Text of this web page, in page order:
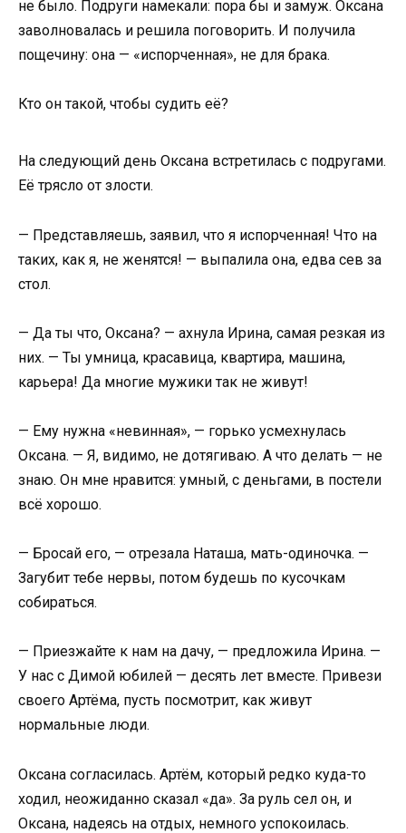
не было. Подруги намекали: пора бы и замуж. Оксана
заволновалась и решила поговорить. И получила
пощечину: она — «испорченная», не для брака.
Кто он такой, чтобы судить её?
На следующий день Оксана встретилась с подругами.
Её трясло от злости.
— Представляешь, заявил, что я испорченная! Что на
таких, как я, не женятся! — выпалила она, едва сев за
стол.
— Да ты что, Оксана? — ахнула Ирина, самая резкая из
них. — Ты умница, красавица, квартира, машина,
карьера! Да многие мужики так не живут!
— Ему нужна «невинная», — горько усмехнулась
Оксана. — Я, видимо, не дотягиваю. А что делать — не
знаю. Он мне нравится: умный, с деньгами, в постели
всё хорошо.
— Бросай его, — отрезала Наташа, мать-одиночка. —
Загубит тебе нервы, потом будешь по кусочкам
собираться.
— Приезжайте к нам на дачу, — предложила Ирина. —
У нас с Димой юбилей — десять лет вместе. Привези
своего Артёма, пусть посмотрит, как живут
нормальные люди.
Оксана согласилась. Артём, который редко куда-то
ходил, неожиданно сказал «да». За руль сел он, и
Оксана, надеясь на отдых, немного успокоилась.